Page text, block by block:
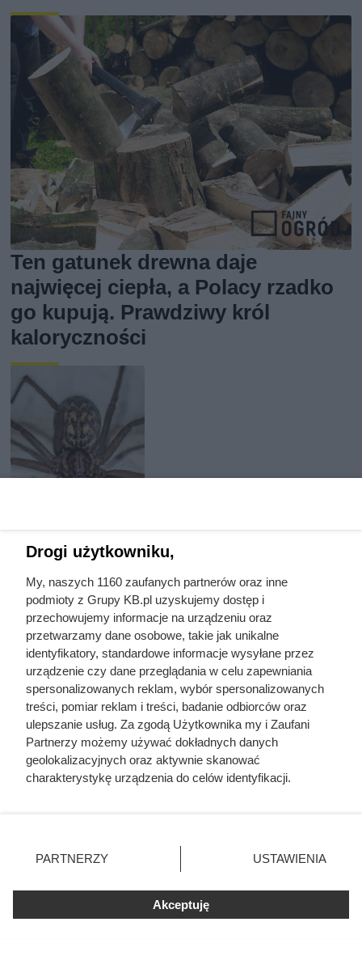
Ten gatunek drewna daje
najwięcej ciepła, a Polacy rzadko
go kupują. Prawdziwy król
kaloryczności
Jedyny groźny pająk w Polsce
właśnie wchodzi do domów.
Polacy nie wiedzą, jak reagować
Drogi użytkowniku,
My, naszych 1160 zaufanych partnerów oraz inne
podmioty z Grupy KB.pl uzyskujemy dostęp i
przechowujemy informacje na urządzeniu oraz
przetwarzamy dane osobowe, takie jak unikalne
identyfikatory, standardowe informacje wysyłane przez
urządzenie czy dane przeglądania w celu zapewniania
spersonalizowanych reklam, wybór spersonalizowanych
treści, pomiar reklam i treści, badanie odbiorców oraz
ulepszanie usług. Za zgodą Użytkownika my i Zaufani
Partnerzy możemy używać dokładnych danych
geolokalizacyjnych oraz aktywnie skanować
charakterystykę urządzenia do celów identyfikacji.
zmienić/wycofać klikając przycisk ustawień prywatności
znajdujący się w lewym dolnym rogu strony. Niektóre
użytkownika, ale masz prawo sprzeciwić się takiemu
przetwarzaniu. Preferencje będą miały zastosowania tylko
PARTNERZY USTAWIENIA
Akceptuję